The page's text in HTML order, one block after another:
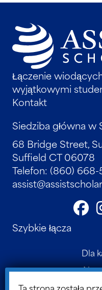
Łączenie
wyjątkowymi
Kontakt
Siedziba główna
68 Bridge Street,
Suffield CT 06078
Telefon: (860)
Szybkie łącza
Dla